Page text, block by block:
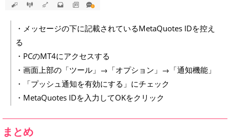
・メッセージの下に記載されているMetaQuotes IDを控え
る
・PCのMT4にアクセスする
・画面上部の「ツール」→「オプション」→「通知機能」
・「プッシュ通知を有効にする」にチェック
・MetaQuotes IDを入力してOKをクリック
まとめ